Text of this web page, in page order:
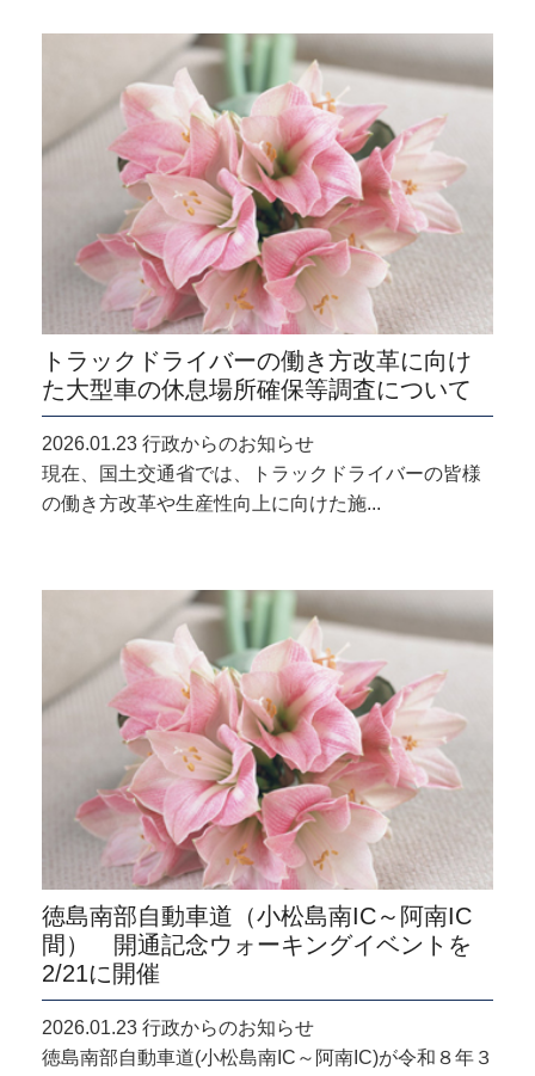
トラックドライバーの働き方改革に向け
た大型車の休息場所確保等調査について
2026.01.23 行政からのお知らせ
現在、国土交通省では、トラックドライバーの皆様
の働き方改革や生産性向上に向けた施...
徳島南部自動車道（小松島南IC～阿南IC
間） 開通記念ウォーキングイベントを
2/21に開催
2026.01.23 行政からのお知らせ
徳島南部自動車道(小松島南IC～阿南IC)が令和８年３